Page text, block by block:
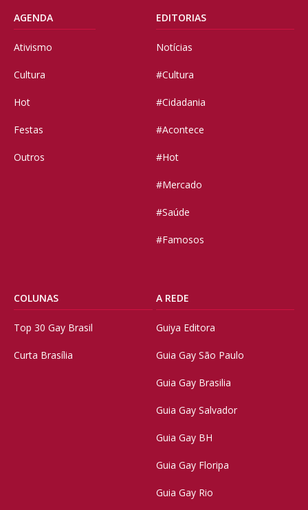
AGENDA
Ativismo
Cultura
Hot
Festas
Outros
EDITORIAS
Notícias
#Cultura
#Cidadania
#Acontece
#Hot
#Mercado
#Saúde
#Famosos
COLUNAS
Top 30 Gay Brasil
Curta Brasília
A REDE
Guiya Editora
Guia Gay São Paulo
Guia Gay Brasilia
Guia Gay Salvador
Guia Gay BH
Guia Gay Floripa
Guia Gay Rio